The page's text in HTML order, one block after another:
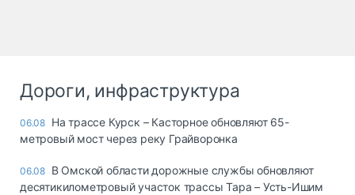
Дороги, инфраструктура
06.08 На трассе Курск – Касторное обновляют 65-
метровый мост через реку Грайворонка
06.08 В Омской области дорожные службы обновляют
десятикилометровый участок трассы Тара – Усть-Ишим